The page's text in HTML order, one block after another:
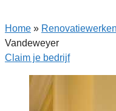
Home »
Vandeweyer
Claim je bedrijf